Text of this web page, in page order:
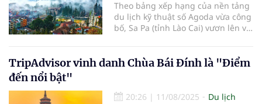
ngày đầu thành lập, chúng tôi đã
chọn xây dựng văn hóa doanh
nghiệp dựa trên nền tảng của
kim chỉ nam cho mọi hoạt động
Theo bảng xếp hạng của nền tảng
du lịch kỹ thuật số Agoda vừa công
bố, Sa Pa (tỉnh Lào Cai) vươn lên vị
ở châu Á năm 2025".
TripAdvisor vinh danh Chùa Bái Đính là "Điểm
đến nổi bật"
20:26 | 11/08/2025
Du lịch